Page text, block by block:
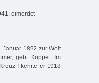
ermordet
Januar 1892 zur Welt
geb. Koppel. Im
I kehrte er 1918